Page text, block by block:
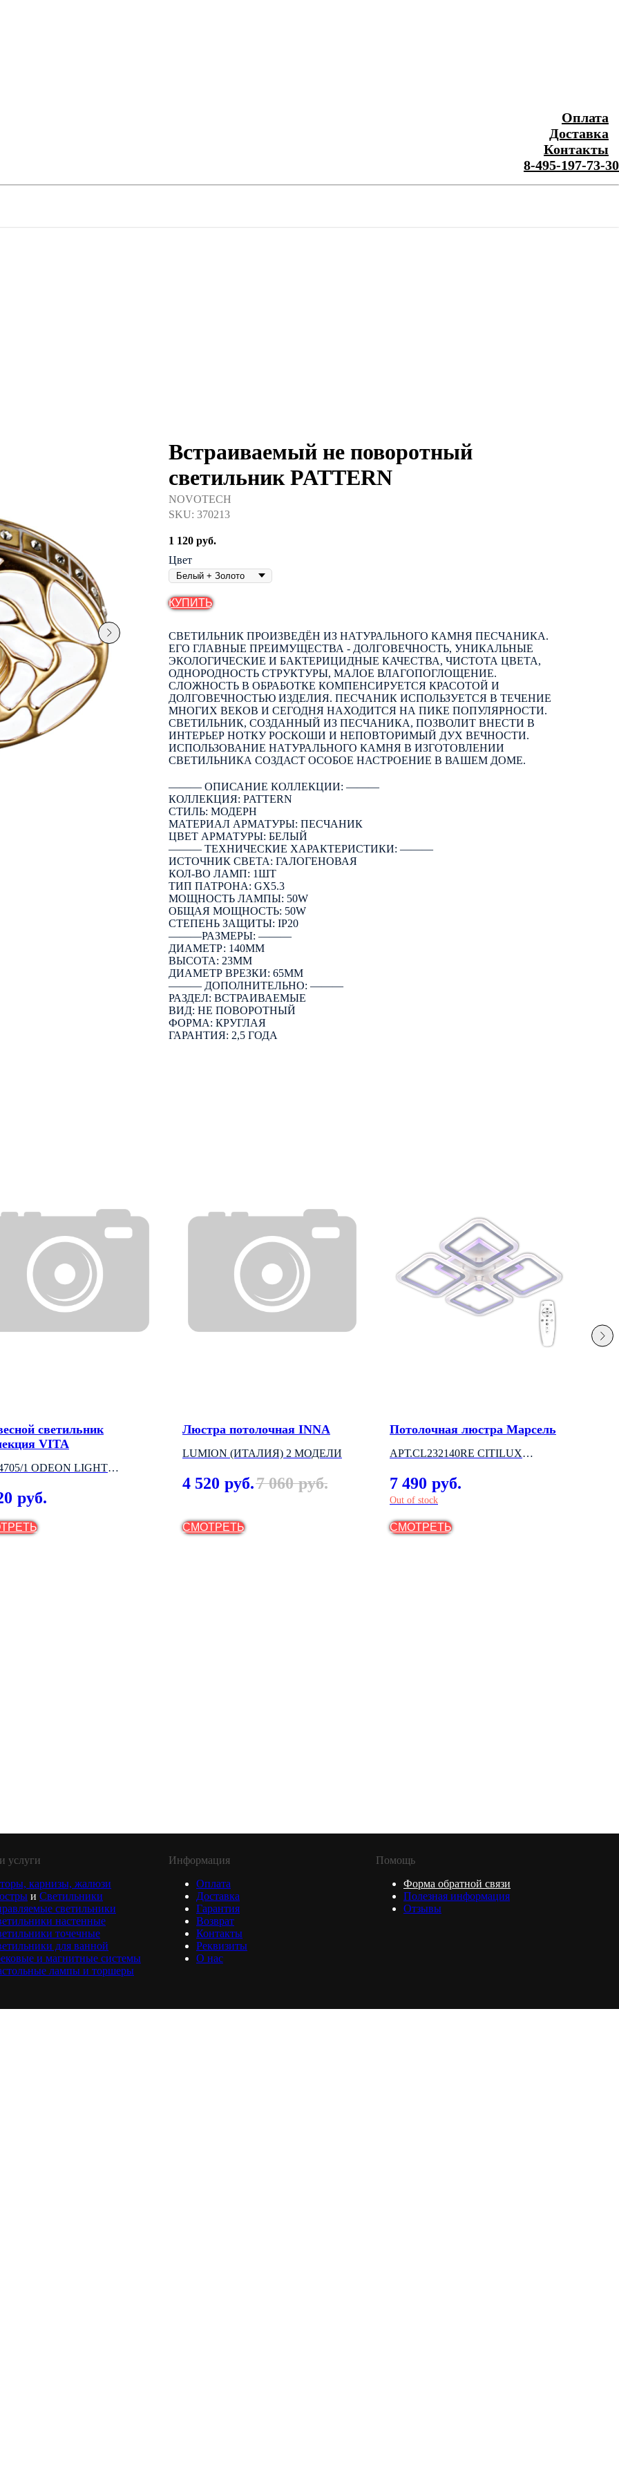
Оплата
Доставка
Контакты
8-495-197-73-30
Встраиваемый не поворотный
светильник PATTERN
NOVOTECH
SKU: 370213
1 120 руб.
Цвет
КУПИТЬ
СВЕТИЛЬНИК ПРОИЗВЕДЁН ИЗ НАТУРАЛЬНОГО КАМНЯ ПЕСЧАНИКА.
ЕГО ГЛАВНЫЕ ПРЕИМУЩЕСТВА - ДОЛГОВЕЧНОСТЬ, УНИКАЛЬНЫЕ
ЭКОЛОГИЧЕСКИЕ И БАКТЕРИЦИДНЫЕ КАЧЕСТВА, ЧИСТОТА ЦВЕТА,
ОДНОРОДНОСТЬ СТРУКТУРЫ, МАЛОЕ ВЛАГОПОГЛОЩЕНИЕ.
СЛОЖНОСТЬ В ОБРАБОТКЕ КОМПЕНСИРУЕТСЯ КРАСОТОЙ И
ДОЛГОВЕЧНОСТЬЮ ИЗДЕЛИЯ. ПЕСЧАНИК ИСПОЛЬЗУЕТСЯ В ТЕЧЕНИЕ
МНОГИХ ВЕКОВ И СЕГОДНЯ НАХОДИТСЯ НА ПИКЕ ПОПУЛЯРНОСТИ.
СВЕТИЛЬНИК, СОЗДАННЫЙ ИЗ ПЕСЧАНИКА, ПОЗВОЛИТ ВНЕСТИ В
ИНТЕРЬЕР НОТКУ РОСКОШИ И НЕПОВТОРИМЫЙ ДУХ ВЕЧНОСТИ.
ИСПОЛЬЗОВАНИЕ НАТУРАЛЬНОГО КАМНЯ В ИЗГОТОВЛЕНИИ
СВЕТИЛЬНИКА СОЗДАСТ ОСОБОЕ НАСТРОЕНИЕ В ВАШЕМ ДОМЕ.
――― ОПИСАНИЕ КОЛЛЕКЦИИ: ―――
КОЛЛЕКЦИЯ: PATTERN
СТИЛЬ: МОДЕРН
МАТЕРИАЛ АРМАТУРЫ: ПЕСЧАНИК
ЦВЕТ АРМАТУРЫ: БЕЛЫЙ
――― ТЕХНИЧЕСКИЕ ХАРАКТЕРИСТИКИ: ―――
ИСТОЧНИК СВЕТА: ГАЛОГЕНОВАЯ
КОЛ-ВО ЛАМП: 1ШТ
ТИП ПАТРОНА: GX5.3
МОЩНОСТЬ ЛАМПЫ: 50W
ОБЩАЯ МОЩНОСТЬ: 50W
СТЕПЕНЬ ЗАЩИТЫ: IP20
―――РАЗМЕРЫ: ―――
ДИАМЕТР: 140ММ
ВЫСОТА: 23ММ
ДИАМЕТР ВРЕЗКИ: 65ММ
――― ДОПОЛНИТЕЛЬНО: ―――
РАЗДЕЛ: ВСТРАИВАЕМЫЕ
ВИД: НЕ ПОВОРОТНЫЙ
ФОРМА: КРУГЛАЯ
ГАРАНТИЯ: 2,5 ГОДА
светильник
VITA
1 ODEON LIGHT
руб.
Люстра потолочная INNA
LUMION (ИТАЛИЯ) 2 МОДЕЛИ
4 520 руб.7 060 руб.
СМОТРЕТЬ
Потолочная люстра Марсель
АРТ.CL232140RE CITILUX
(ДАНИЯ)
7 490 руб.
Out of stock
СМОТРЕТЬ
услуги
карнизы, жалюзи
и Светильники
светильники
настенные
точечные
для ванной
и магнитные системы
лампы и торшеры
Информация
Оплата
Доставка
Гарантия
Возврат
Контакты
Реквизиты
О нас
Помощь
Форма обратной связи
Полезная информация
Отзывы